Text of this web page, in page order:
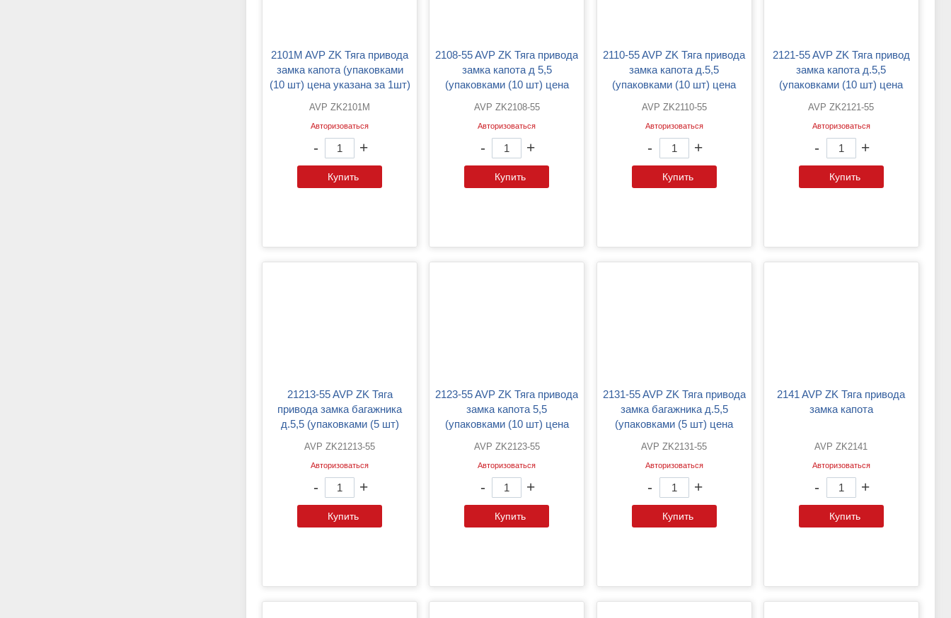
2101M AVP ZK Тяга привода
замка капота (упаковками
(10 шт) цена указана за 1шт)
AVP ZK2101M
Авторизоваться
- +
Купить
2108-55 AVP ZK Тяга привода
замка капота д 5,5
(упаковками (10 шт) цена
AVP ZK2108-55
Авторизоваться
- +
Купить
2110-55 AVP ZK Тяга привода
замка капота д.5,5
(упаковками (10 шт) цена
AVP ZK2110-55
Авторизоваться
- +
Купить
2121-55 AVP ZK Тяга привод
замка капота д.5,5
(упаковками (10 шт) цена
AVP ZK2121-55
Авторизоваться
- +
Купить
21213-55 AVP ZK Тяга
привода замка багажника
д.5,5 (упаковками (5 шт)
AVP ZK21213-55
Авторизоваться
- +
Купить
2123-55 AVP ZK Тяга привода
замка капота 5,5
(упаковками (10 шт) цена
AVP ZK2123-55
Авторизоваться
- +
Купить
2131-55 AVP ZK Тяга привода
замка багажника д.5,5
(упаковками (5 шт) цена
AVP ZK2131-55
Авторизоваться
- +
Купить
2141 AVP ZK Тяга привода
замка капота
AVP ZK2141
Авторизоваться
- +
Купить